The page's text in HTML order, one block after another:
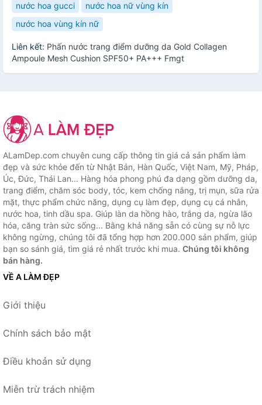
nước hoa gucci
nước hoa nữ vùng kín
nước hoa vùng kín nữ
Liên kết: Phấn nước trang điểm dưỡng da Gold Collagen
Ampoule Mesh Cushion SPF50+ PA+++ Fmgt
ALamDep.com chuyên cung cấp thông tin giá cả sản phẩm làm
đẹp và sức khỏe đến từ Nhật Bản, Hàn Quốc, Việt Nam, Mỹ, Pháp,
Úc, Đức, Thái Lan... Hàng hóa phong phú đa dạng gồm dưỡng da,
trang điểm, chăm sóc body, tóc, kem chống nắng, trị mụn, sữa rửa
mặt, thực phẩm chức năng, dụng cụ làm đẹp, dụng cụ cá nhân,
nước hoa, tinh dầu spa. Giúp làn da hồng hào, trắng da, ngừa lão
hóa, căng tràn sức sống... Bằng khả năng sẵn có cùng sự nỗ lực
không ngừng, chúng tôi đã tổng hợp hơn 200.000 sản phẩm, giúp
bạn so sánh giá, tìm giá rẻ nhất trước khi mua. Chúng tôi không
bán hàng.
VỀ A LÀM ĐẸP
Giới thiệu
Chính sách bảo mật
Điều khoản sử dụng
Miễn trừ trách nhiệm